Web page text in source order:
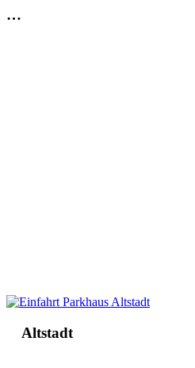
…
Altstadt